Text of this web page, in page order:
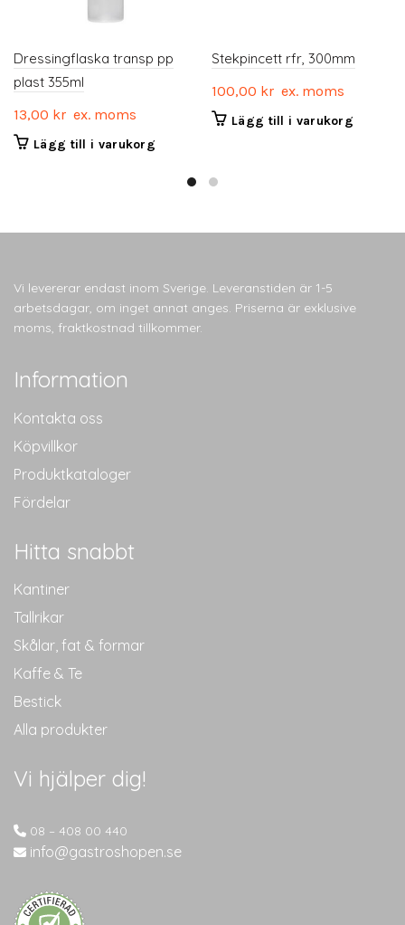
Dressingflaska transp pp
plast 355ml
13,00 kr ex. moms
Lägg till i varukorg
Stekpincett rfr, 300mm
100,00 kr ex. moms
Lägg till i varukorg
Vi levererar endast inom Sverige. Leveranstiden är 1-5
arbetsdagar, om inget annat anges. Priserna är exklusive
moms, fraktkostnad tillkommer.
Information
Kontakta oss
Köpvillkor
Produktkataloger
Fördelar
Hitta snabbt
Kantiner
Tallrikar
Skålar, fat & formar
Kaffe & Te
Bestick
Alla produkter
Vi hjälper dig!
08 – 408 00 440
info@gastroshopen.se